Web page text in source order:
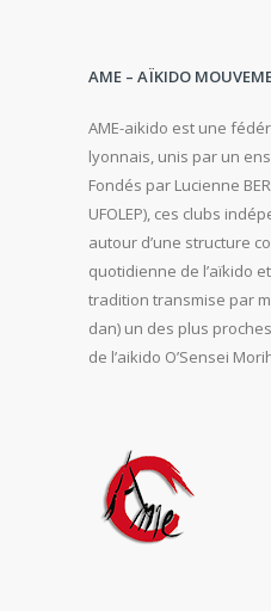
AME – AÏKIDO
AME-aikido est une
lyonnais, unis par un
Fondés par Lucienne
UFOLEP), ces clubs
autour d’une structure
quotidienne de l’aïkido
tradition transmise par
dan) un des plus
de l’aikido O’Sensei